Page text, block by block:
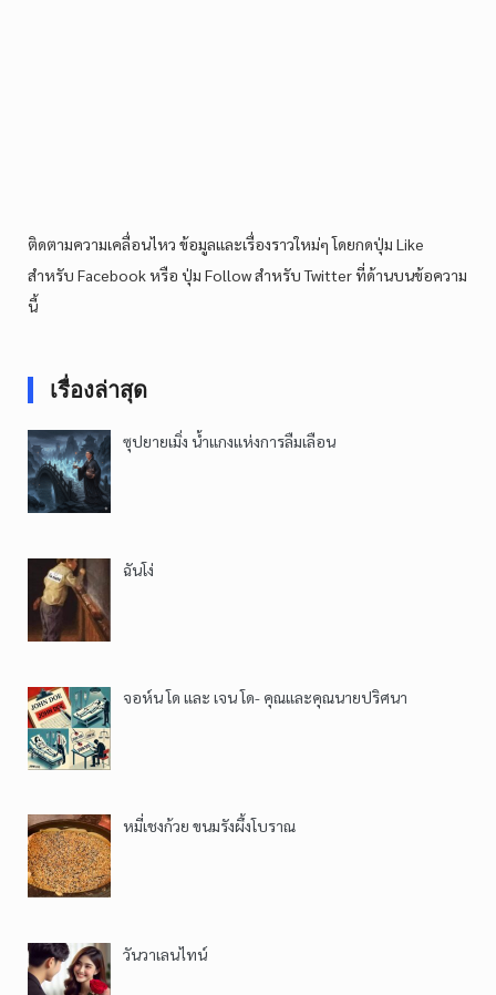
ติดตามความเคลื่อนไหว ข้อมูลและเรื่องราวใหม่ๆ โดยกดปุ่ม Like
สำหรับ Facebook หรือ ปุ่ม Follow สำหรับ Twitter ที่ด้านบนข้อความ
นี้
เรื่องล่าสุด
ซุปยายเมิ่ง น้ำแกงแห่งการลืมเลือน
ฉันโง่
จอห์น โด และ เจน โด- คุณและคุณนายปริศนา
หมี่เชงก้วย ขนมรังผึ้งโบราณ
วันวาเลนไทน์